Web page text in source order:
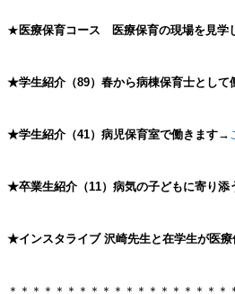
★ 医療保育コース 医療保育の現場を見学
★学生紹介（89）春から病棟保育士として
★学生紹介（41）病児保育室で働きます→
★卒業生紹介（11）病気の子どもに寄り
★インスタライブ 沢崎先生と在学生が医
＊＊＊＊＊＊＊＊＊＊＊＊＊＊＊＊＊＊＊